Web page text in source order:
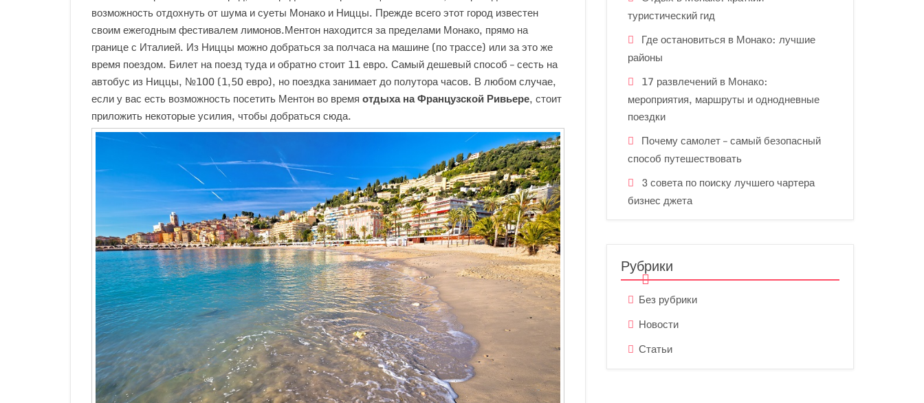
возможность отдохнуть от шума и суеты Монако и Ниццы. Прежде всего этот город известен
своим ежегодным фестивалем лимонов.Ментон находится за пределами Монако, прямо на
границе с Италией. Из Ниццы можно добраться за полчаса на машине (по трассе) или за это же
время поездом. Билет на поезд туда и обратно стоит 11 евро. Самый дешевый способ – сесть на
автобус из Ниццы, №100 (1,50 евро), но поездка занимает до полутора часов. В любом случае,
если у вас есть возможность посетить Ментон во время отдыха на Французской Ривьере, стоит
приложить некоторые усилия, чтобы добраться сюда.
туристический гид
Где остановиться в Монако: лучшие
районы
17 развлечений в Монако:
мероприятия, маршруты и однодневные
поездки
Почему самолет – самый безопасный
способ путешествовать
3 совета по поиску лучшего чартера
бизнес джета
Рубрики
Без рубрики
Новости
Статьи